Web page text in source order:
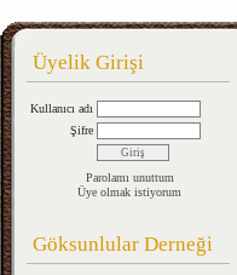
Üyelik Girişi
Kullanıcı adı
Şifre
Parolamı unuttum
Üye olmak istiyorum
Göksunlular Derneği